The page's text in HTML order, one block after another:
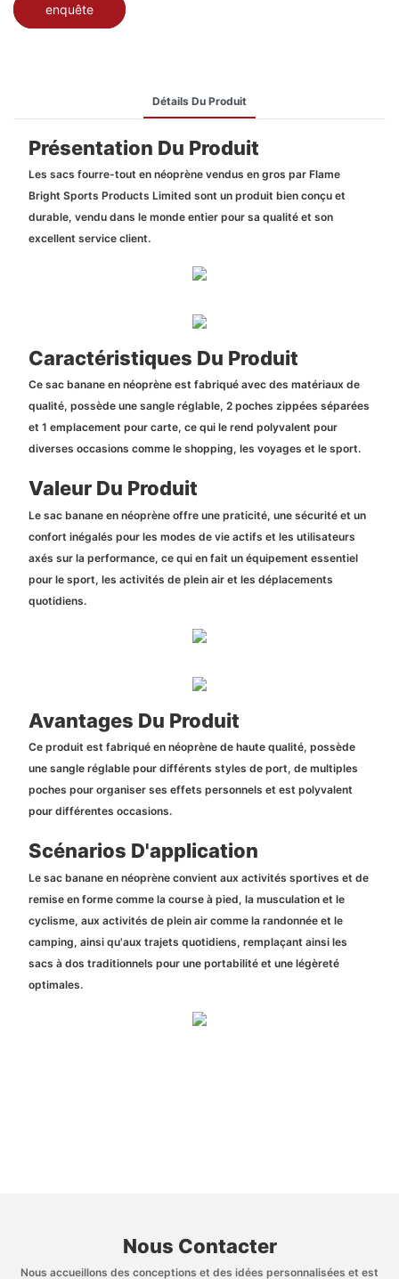
enquête
Détails Du Produit
Présentation Du Produit
Les sacs fourre-tout en néoprène vendus en gros par Flame
Bright Sports Products Limited sont un produit bien conçu et
durable, vendu dans le monde entier pour sa qualité et son
excellent service client.
Caractéristiques Du Produit
Ce sac banane en néoprène est fabriqué avec des matériaux de
qualité, possède une sangle réglable, 2 poches zippées séparées
et 1 emplacement pour carte, ce qui le rend polyvalent pour
diverses occasions comme le shopping, les voyages et le sport.
Valeur Du Produit
Le sac banane en néoprène offre une praticité, une sécurité et un
confort inégalés pour les modes de vie actifs et les utilisateurs
axés sur la performance, ce qui en fait un équipement essentiel
pour le sport, les activités de plein air et les déplacements
quotidiens.
Avantages Du Produit
Ce produit est fabriqué en néoprène de haute qualité, possède
une sangle réglable pour différents styles de port, de multiples
poches pour organiser ses effets personnels et est polyvalent
pour différentes occasions.
Scénarios D'application
Le sac banane en néoprène convient aux activités sportives et de
remise en forme comme la course à pied, la musculation et le
cyclisme, aux activités de plein air comme la randonnée et le
camping, ainsi qu'aux trajets quotidiens, remplaçant ainsi les
sacs à dos traditionnels pour une portabilité et une légèreté
optimales.
Nous Contacter
Nous accueillons des conceptions et des idées personnalisées et est